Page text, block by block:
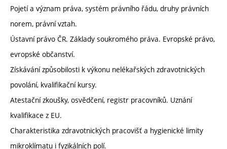
Pojetí a význam práva, systém právního řádu, druhy právních
norem, právní vztah.
Ústavní právo ČR. Základy soukromého práva. Evropské právo,
evropské občanství.
Získávání způsobilosti k výkonu nelékařských zdravotnických
povolání, kvalifikační kursy.
Atestační zkoušky, osvědčení, registr pracovníků. Uznání
kvalifikace z EU.
Charakteristika zdravotnických pracovišť a hygienické limity
mikroklímatu i fyzikálních polí.